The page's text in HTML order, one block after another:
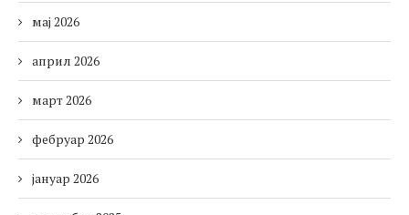
мај 2026
април 2026
март 2026
фебруар 2026
јануар 2026